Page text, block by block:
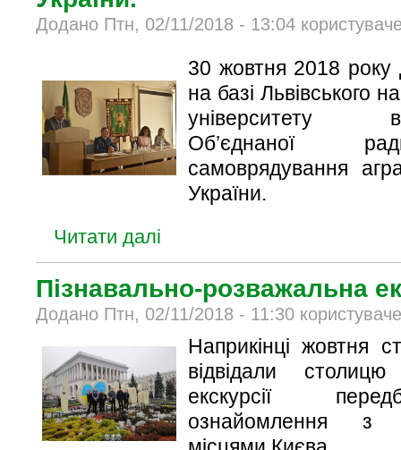
Додано Птн, 02/11/2018 - 13:04
30 жовтня 2018
на базі Львівського
університету
Об’єднаної
самоврядування
України.
Читати далі
Пізнавально-розважальна
Додано Птн, 02/11/2018 - 11:30
Наприкінці жовтня
відвідали
екскурсії
ознайомлення з